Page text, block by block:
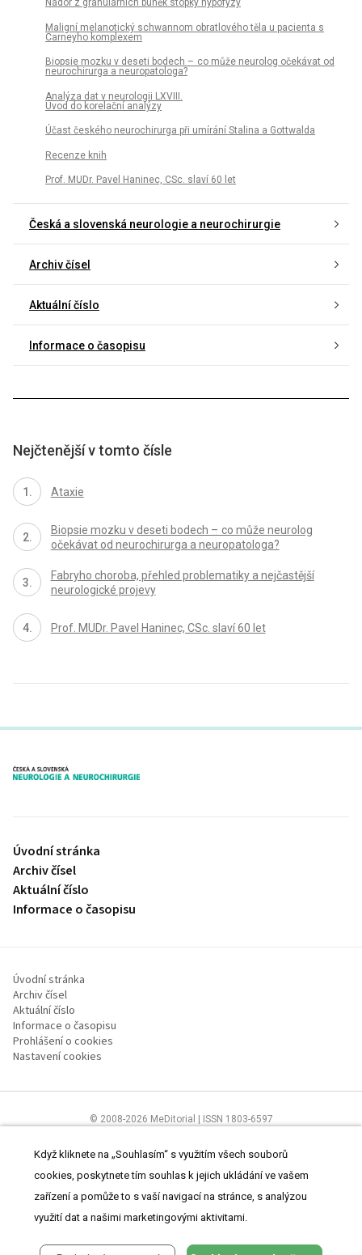
Nádor z granulárních buněk stopky hypofýzy
Maligní melanotický schwan­nom obratlového těla u pa­cienta s
Carneyho komplexem
Biopsie mozku v deseti bodech – co může neurolog očekávat od
neurochirurga a neuropatologa?
Analýza dat v neurologii LXVIII.
Úvod do korelační analýzy
Účast českého neurochirurga při umírání Stalina a Gottwalda
Recenze knih
Prof. MUDr. Pavel Haninec, CSc. slaví 60 let
Česká a slovenská neurologie a neurochirurgie
Archiv čísel
Aktuální číslo
Informace o časopisu
Nejčtenější v tomto čísle
Ataxie
Biopsie mozku v deseti bodech – co může neurolog
očekávat od neurochirurga a neuropatologa?
Fabryho choroba, přehled problematiky a nejčastější
neurologické projevy
Prof. MUDr. Pavel Haninec, CSc. slaví 60 let
proLékaře.cz
Úvodní stránka
Archiv čísel
Aktuální číslo
Informace o časopisu
Úvodní stránka
Archiv čísel
Aktuální číslo
Informace o časopisu
Prohlášení o cookies
Nastavení cookies
© 2008-2026 MeDitorial | ISSN 1803-6597
zdravotnictví.Čtěte prohlášeníaZásady zpracování osobních údajů
Když kliknete na „Souhlasím“ s využitím všech souborů
cookies, poskytnete tím souhlas k jejich ukládání ve vašem
zařízení a pomůže to s vaší navigací na stránce, s analýzou
využití dat a našimi marketingovými aktivitami.